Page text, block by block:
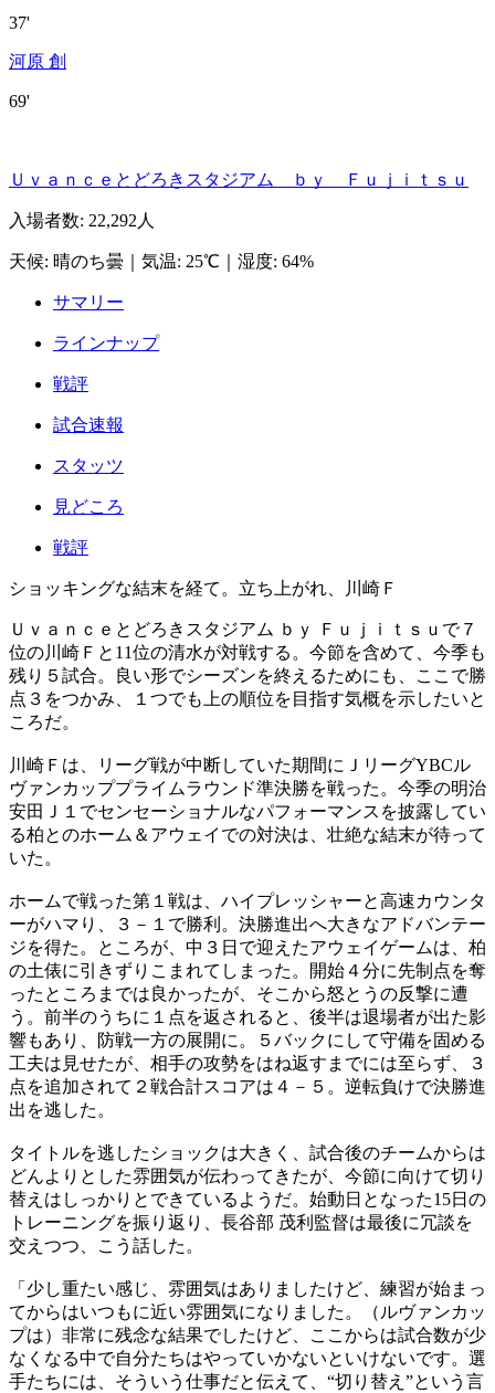
37'
河原 創
69'
Ｕｖａｎｃｅとどろきスタジアム ｂｙ Ｆｕｊｉｔｓｕ
入場者数: 22,292人
天候: 晴のち曇 気温: 25℃ 湿度: 64%
サマリー
ラインナップ
戦評
試合速報
スタッツ
見どころ
戦評
ショッキングな結末を経て。立ち上がれ、川崎Ｆ
Ｕｖａｎｃｅとどろきスタジアム ｂｙ Ｆｕｊｉｔｓｕで７
位の川崎Ｆと11位の清水が対戦する。今節を含めて、今季も
残り５試合。良い形でシーズンを終えるためにも、ここで勝
点３をつかみ、１つでも上の順位を目指す気概を示したいと
ころだ。
川崎Ｆは、リーグ戦が中断していた期間にＪリーグYBCル
ヴァンカッププライムラウンド準決勝を戦った。今季の明治
安田Ｊ１でセンセーショナルなパフォーマンスを披露してい
る柏とのホーム＆アウェイでの対決は、壮絶な結末が待って
いた。
ホームで戦った第１戦は、ハイプレッシャーと高速カウンタ
ーがハマり、３－１で勝利。決勝進出へ大きなアドバンテー
ジを得た。ところが、中３日で迎えたアウェイゲームは、柏
の土俵に引きずりこまれてしまった。開始４分に先制点を奪
ったところまでは良かったが、そこから怒とうの反撃に遭
う。前半のうちに１点を返されると、後半は退場者が出た影
響もあり、防戦一方の展開に。５バックにして守備を固める
工夫は見せたが、相手の攻勢をはね返すまでには至らず、３
点を追加されて２戦合計スコアは４－５。逆転負けで決勝進
出を逃した。
タイトルを逃したショックは大きく、試合後のチームからは
どんよりとした雰囲気が伝わってきたが、今節に向けて切り
替えはしっかりとできているようだ。始動日となった15日の
トレーニングを振り返り、長谷部 茂利監督は最後に冗談を
交えつつ、こう話した。
「少し重たい感じ、雰囲気はありましたけど、練習が始まっ
てからはいつもに近い雰囲気になりました。（ルヴァンカッ
プは）非常に残念な結果でしたけど、ここからは試合数が少
なくなる中で自分たちはやっていかないといけないです。選
手たちには、そういう仕事だと伝えて、“切り替え”という言